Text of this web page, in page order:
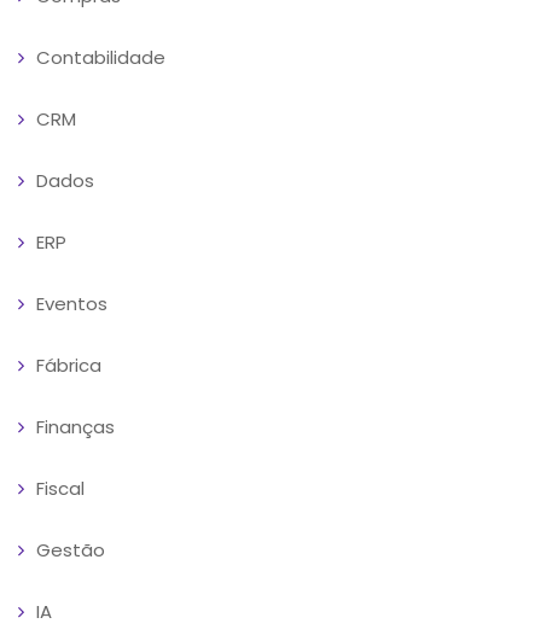
Contabilidade
CRM
Dados
ERP
Eventos
Fábrica
Finanças
Fiscal
Gestão
IA